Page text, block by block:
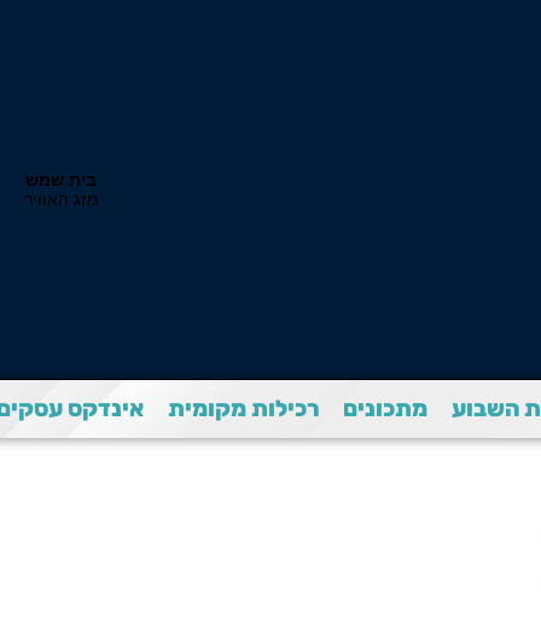
השבוע מתכונים רכילות מקומית אינדקס